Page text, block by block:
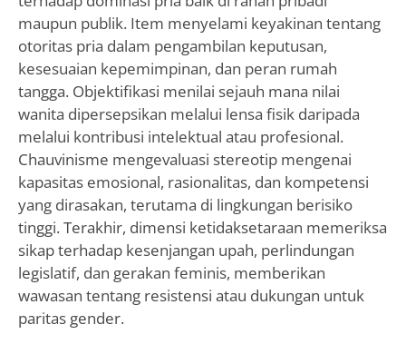
maupun publik. Item menyelami keyakinan tentang
otoritas pria dalam pengambilan keputusan,
kesesuaian kepemimpinan, dan peran rumah
tangga. Objektifikasi menilai sejauh mana nilai
wanita dipersepsikan melalui lensa fisik daripada
melalui kontribusi intelektual atau profesional.
Chauvinisme mengevaluasi stereotip mengenai
kapasitas emosional, rasionalitas, dan kompetensi
yang dirasakan, terutama di lingkungan berisiko
tinggi. Terakhir, dimensi ketidaksetaraan memeriksa
sikap terhadap kesenjangan upah, perlindungan
legislatif, dan gerakan feminis, memberikan
wawasan tentang resistensi atau dukungan untuk
paritas gender.